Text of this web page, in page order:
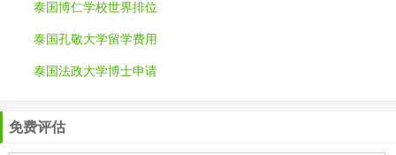
泰国博仁学校世界排位
泰国孔敬大学留学费用
泰国法政大学博士申请
免费评估